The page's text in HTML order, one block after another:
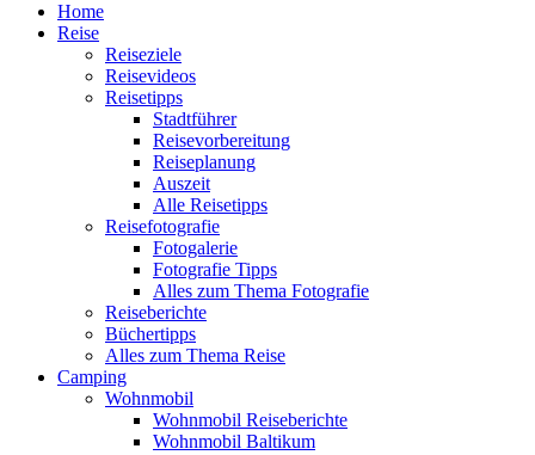
Home
Reise
Reiseziele
Reisevideos
Reisetipps
Stadtführer
Reisevorbereitung
Reiseplanung
Auszeit
Alle Reisetipps
Reisefotografie
Fotogalerie
Fotografie Tipps
Alles zum Thema Fotografie
Reiseberichte
Büchertipps
Alles zum Thema Reise
Camping
Wohnmobil
Wohnmobil Reiseberichte
Wohnmobil Baltikum